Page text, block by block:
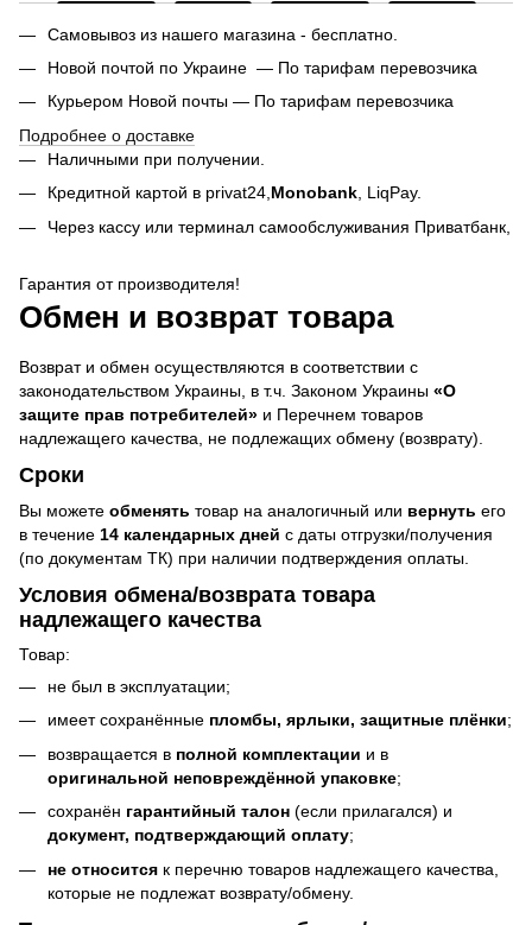
Самовывоз из нашего магазина - бесплатно.
Новой почтой по Украине — По тарифам перевозчика
Курьером Новой почты — По тарифам перевозчика
Подробнее о доставке
Наличными при получении.
Кредитной картой в privat24, Monobank LiqPay.
Через кассу или терминал самообслуживания Приватбанк,
Гарантия от производителя!
Обмен и возврат товара
Возврат и обмен осуществляются в соответствии с
законодательством Украины, в т.ч. Законом Украины «О
защите прав потребителей» и Перечнем товаров
надлежащего качества, не подлежащих обмену (возврату).
Сроки
Вы можете обменять товар на аналогичный или вернуть его
в течение 14 календарных дней с даты отгрузки/получения
(по документам ТК) при наличии подтверждения оплаты.
Условия обмена/возврата товара
надлежащего качества
Товар:
не был в эксплуатации;
имеет сохранённые пломбы, ярлыки, защитные плёнки;
возвращается в полной комплектации и в
оригинальной неповреждённой упаковке;
сохранён гарантийный талон (если прилагался) и
документ, подтверждающий оплату;
не относится к перечню товаров надлежащего качества,
которые не подлежат возврату/обмену.